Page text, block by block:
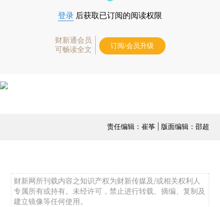
登录 后获取已订阅的阅读权限
财新通会员
可畅读全文
订阅/会员升级
责任编辑：崔筝 | 版面编辑：邵超
财新网所刊载内容之知识产权为财新传媒及/或相关权利人
专属所有或持有。未经许可，禁止进行转载、摘编、复制及
建立镜像等任何使用。